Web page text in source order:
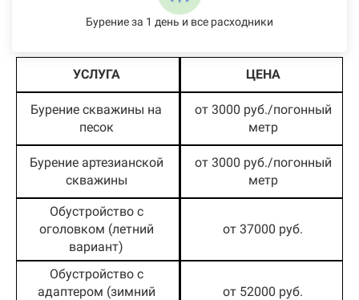
Бурение за 1 день и все расходники
УСЛУГА ЦЕНА
Бурение скважины на
песок
от 3000 руб./погонный
метр
Бурение артезианской
скважины
от 3000 руб./погонный
метр
Обустройство с
оголовком (летний
вариант)
от 37000 руб.
Обустройство с
адаптером (зимний
от 52000 руб.